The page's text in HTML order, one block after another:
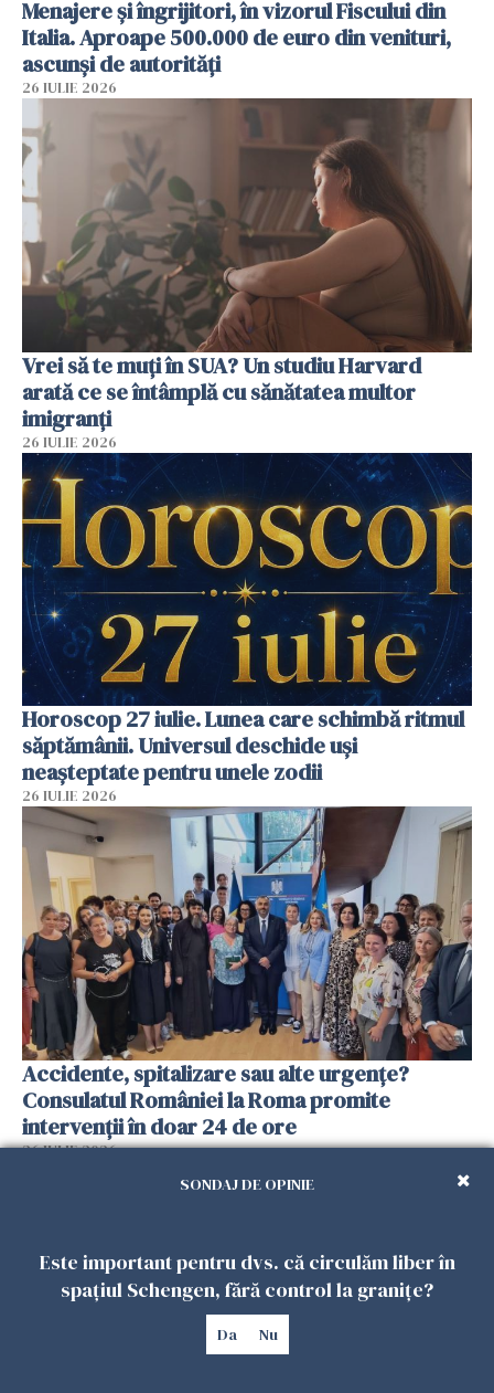
Menajere și îngrijitori, în vizorul Fiscului din
Italia. Aproape 500.000 de euro din venituri,
ascunși de autorități
26 IULIE 2026
Vrei să te muți în SUA? Un studiu Harvard
arată ce se întâmplă cu sănătatea multor
imigranți
26 IULIE 2026
Horoscop 27 iulie. Lunea care schimbă ritmul
săptămânii. Universul deschide uși
neașteptate pentru unele zodii
26 IULIE 2026
Accidente, spitalizare sau alte urgențe?
Consulatul României la Roma promite
intervenții în doar 24 de ore
26 IULIE 2026
SONDAJ DE OPINIE
Este important pentru dvs. că circulăm liber în
spațiul Schengen, fără control la granițe?
Da Nu